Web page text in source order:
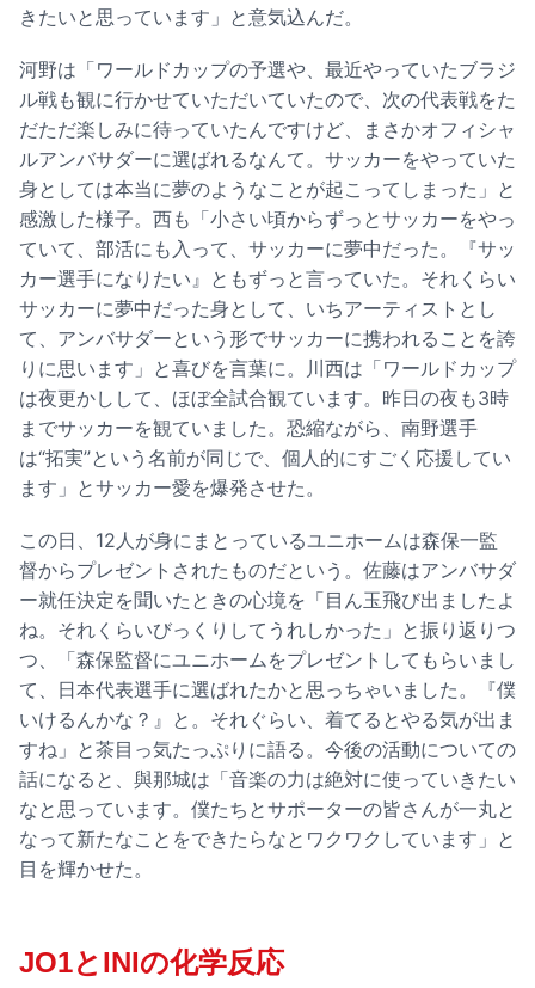
きたいと思っています」と意気込んだ。
河野は「ワールドカップの予選や、最近やっていたブラジ
ル戦も観に行かせていただいていたので、次の代表戦をた
だただ楽しみに待っていたんですけど、まさかオフィシャ
ルアンバサダーに選ばれるなんて。サッカーをやっていた
身としては本当に夢のようなことが起こってしまった」と
感激した様子。西も「小さい頃からずっとサッカーをやっ
ていて、部活にも入って、サッカーに夢中だった。『サッ
カー選手になりたい』ともずっと言っていた。それくらい
サッカーに夢中だった身として、いちアーティストとし
て、アンバサダーという形でサッカーに携われることを誇
りに思います」と喜びを言葉に。川西は「ワールドカップ
は夜更かしして、ほぼ全試合観ています。昨日の夜も3時
までサッカーを観ていました。恐縮ながら、南野選手
は“拓実”という名前が同じで、個人的にすごく応援してい
ます」とサッカー愛を爆発させた。
この日、12人が身にまとっているユニホームは森保一監
督からプレゼントされたものだという。佐藤はアンバサダ
ー就任決定を聞いたときの心境を「目ん玉飛び出ましたよ
ね。それくらいびっくりしてうれしかった」と振り返りつ
つ、「森保監督にユニホームをプレゼントしてもらいまし
て、日本代表選手に選ばれたかと思っちゃいました。『僕
いけるんかな？』と。それぐらい、着てるとやる気が出ま
すね」と茶目っ気たっぷりに語る。今後の活動についての
話になると、與那城は「音楽の力は絶対に使っていきたい
なと思っています。僕たちとサポーターの皆さんが一丸と
なって新たなことをできたらなとワクワクしています」と
目を輝かせた。
JO1とINIの化学反応